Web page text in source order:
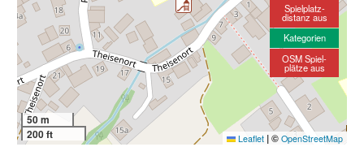
50 m
200 ft
Leaflet |© OpenStreetMap
Spielplatz-
distanz aus
Kategorien
OSM Spiel-
plätze aus